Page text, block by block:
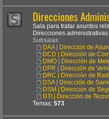
Direcciones
Sala para tratar asuntos
Direcciones administrativas
Subsalas:
DAA | Dirección de
DCD | Dirección de
DMO | Dirección de
DPR | Dirección de
DRC | Dirección de
DSA | Dirección de
DSM | Dirección de
DTI | Dirección de
Temas: 573